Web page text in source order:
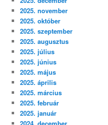
2025. november
2025. október
2025. szeptember
2025. augusztus
2025. július
2025. június
2025. május
2025. április
2025. március
2025. február
2025. január
2024. december